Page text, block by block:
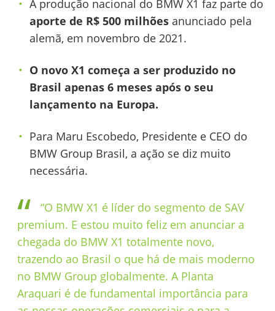
A produção nacional do BMW X1 faz parte do
aporte de R$ 500 milhões anunciado pela
alemã, em novembro de 2021.
O novo X1 começa a ser produzido no
Brasil apenas 6 meses após o seu
lançamento na Europa.
Para Maru Escobedo, Presidente e CEO do
BMW Group Brasil, a ação se diz muito
necessária.
“O BMW X1 é líder do segmento de SAV
premium. E estou muito feliz em anunciar a
chegada do BMW X1 totalmente novo,
trazendo ao Brasil o que há de mais moderno
no BMW Group globalmente. A Planta
Araquari é de fundamental importância para